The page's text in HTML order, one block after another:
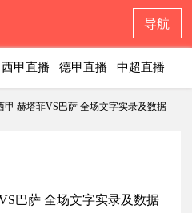
导航
西甲直播 德甲直播 中超直播
甲 赫塔菲VS巴萨 全场文字实录及数据